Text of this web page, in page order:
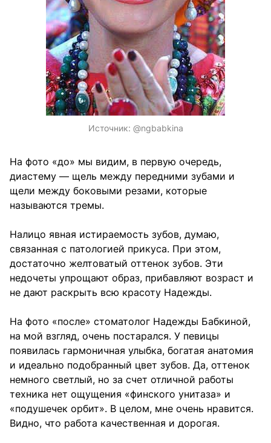
Источник: @ngbabkina
На фото «до» мы видим, в первую очередь,
диастему — щель между передними зубами и
щели между боковыми резами, которые
называются тремы.
Налицо явная истираемость зубов, думаю,
связанная с патологией прикуса. При этом,
достаточно желтоватый оттенок зубов. Эти
недочеты упрощают образ, прибавляют возраст и
не дают раскрыть всю красоту Надежды.
На фото «после» стоматолог Надежды Бабкиной,
на мой взгляд, очень постарался. У певицы
появилась гармоничная улыбка, богатая анатомия
и идеально подобранный цвет зубов. Да, оттенок
немного светлый, но за счет отличной работы
техника нет ощущения «финского унитаза» и
«подушечек орбит». В целом, мне очень нравится.
Видно, что работа качественная и дорогая.